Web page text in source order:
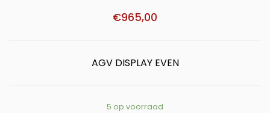
€965,00
AGV DISPLAY EVEN
5 op voorraad